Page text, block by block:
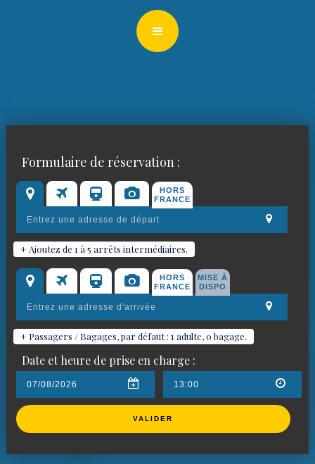
Réservez votre chauffeur VTC
pour Châteaurenard
Formulaire de réservation :
HORS
FRANCE
+ Ajoutez de 1 à 5 arrêts intermédiaires.
HORS
FRANCE
MISE À
DISPO
+ Passagers / Bagages, par défaut : 1 adulte, 0 bagage.
Date et heure de prise en charge :
VALIDER